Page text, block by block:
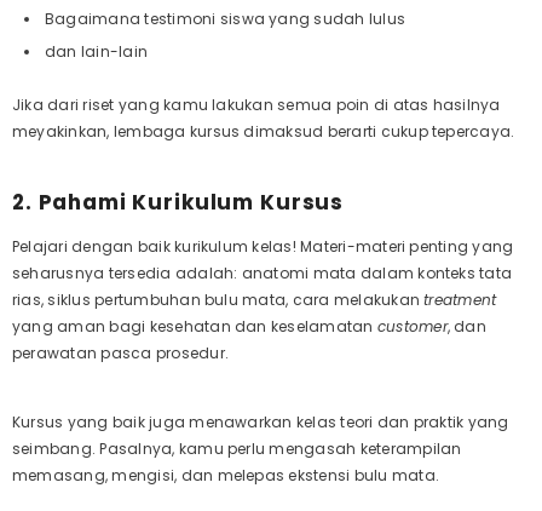
Bagaimana testimoni siswa yang sudah lulus
dan lain-lain
Jika dari riset yang kamu lakukan semua poin di atas hasilnya
meyakinkan, lembaga kursus dimaksud berarti cukup tepercaya.
2. Pahami Kurikulum Kursus
Pelajari dengan baik kurikulum kelas! Materi-materi penting yang
seharusnya tersedia adalah: anatomi mata dalam konteks tata
rias, siklus pertumbuhan bulu mata, cara melakukantreatment
yang aman bagi kesehatan dan keselamatan customer, dan
perawatan pasca prosedur.
Kursus yang baik juga menawarkan kelas teori dan praktik yang
seimbang. Pasalnya, kamu perlu mengasah keterampilan
memasang, mengisi, dan melepas ekstensi bulu mata.